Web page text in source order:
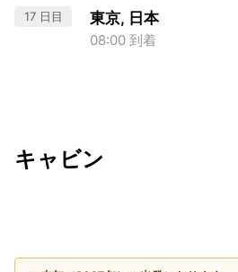
17 日目 東京, 日本
08:00 到着
キャビン